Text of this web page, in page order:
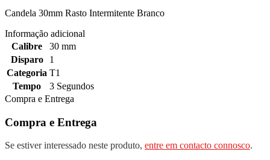
Candela 30mm Rasto Intermitente Branco
Informação adicional
Calibre
30 mm
Disparo
1
Categoria T1
Tempo
3 Segundos
Compra e Entrega
Compra e Entrega
Se estiver interessado neste produto, entre em contacto connosco.